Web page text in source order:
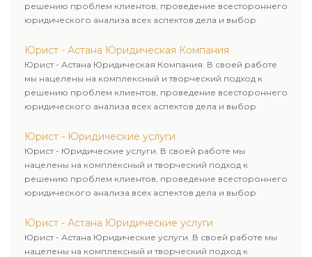
решению проблем клиентов, проведение всестороннего
юридического анализа всех аспектов дела и выбор
Юрист - Астана Юридическая Компания
Юрист - Астана Юридическая Компания. В своей работе
мы нацелены на комплексный и творческий подход к
решению проблем клиентов, проведение всестороннего
юридического анализа всех аспектов дела и выбор
Юрист - Юридические услуги
Юрист - Юридические услуги. В своей работе мы
нацелены на комплексный и творческий подход к
решению проблем клиентов, проведение всестороннего
юридического анализа всех аспектов дела и выбор
Юрист - Астана Юридические услуги
Юрист - Астана Юридические услуги. В своей работе мы
нацелены на комплексный и творческий подход к